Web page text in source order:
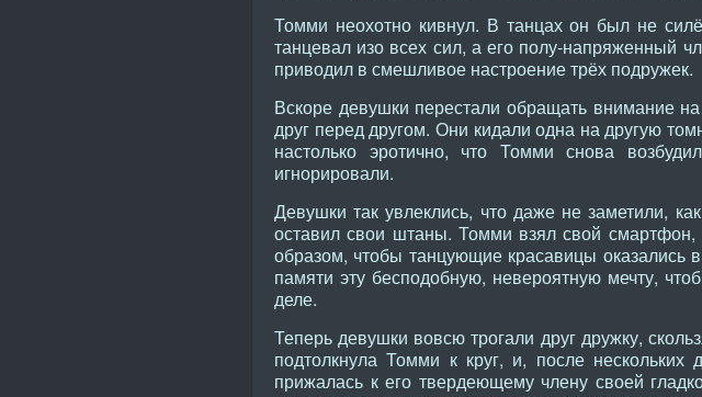
Томми неохотно кивнул. В танцах он был не
танцевал изо всех сил, а его полу-напряженный
приводил в смешливое настроение трёх подружек.
Вскоре девушки перестали обращать внимание
друг перед другом. Они кидали одна на другую
настолько эротично, что Томми снова
игнорировали.
Девушки так увлеклись, что даже не заметили,
оставил свои штаны. Томми взял свой смартфон,
образом, чтобы танцующие красавицы оказались
памяти эту бесподобную, невероятную мечту,
деле.
Теперь девушки вовсю трогали друг дружку,
подтолкнула Томми к круг, и, после
прижалась к его твердеющему члену своей